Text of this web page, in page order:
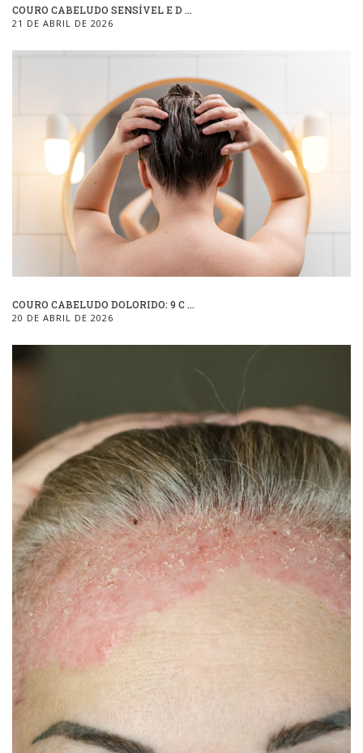
COURO CABELUDO SENSÍVEL E D ...
21 DE ABRIL DE 2026
COURO CABELUDO DOLORIDO: 9 C ...
20 DE ABRIL DE 2026